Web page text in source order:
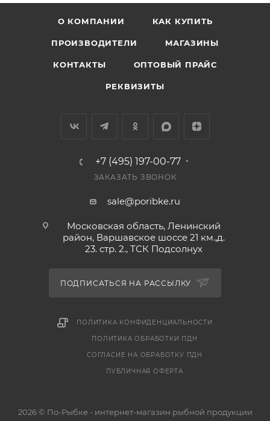
О КОМПАНИИ КАК КУПИТЬ
ПРОИЗВОДИТЕЛИ МАГАЗИНЫ
КОНТАКТЫ ОПТОВЫЙ ПРАЙС
РЕКВИЗИТЫ
+7 (495) 197-00-77
ЗАКАЗАТЬ ЗВОНОК
sale@poribke.ru
Московская область, Ленинский
район, Варшавское шоссе 21 км.,д.
23. стр. 2., ТСК Подсолнух
ПОДПИСАТЬСЯ НА РАССЫЛКУ
ПОЛИТИКА КОНФИДЕНЦИАЛЬНОСТИ
ПОЛИТИКА ОБРАБОТКИ ПДН
СОГЛАСИЕ НА ОБРАБОТКУ ПДН
ПУБЛИЧНАЯ ОФЕРТА
2026 © По-Рыбке - интернет-магазин рыбной продукции